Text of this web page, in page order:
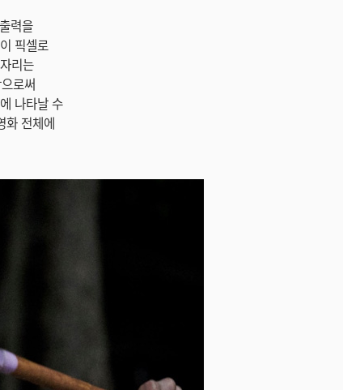
력을
픽셀로
리는
로써
나타날 수
화 전체에